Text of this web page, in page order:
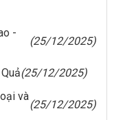
-
(25/12/2025)
(25/12/2025)
và
(25/12/2025)